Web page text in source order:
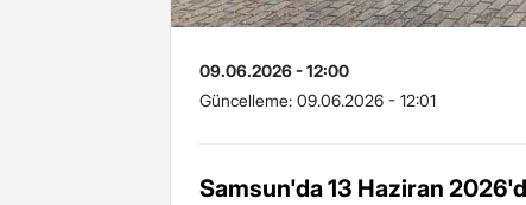
09.06.2026 - 12:00
Güncelleme: 09.06.2026 - 12:01
Samsun'da 13 Haziran